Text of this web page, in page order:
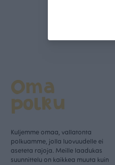
Oma
polku
Kuljemme omaa, vallatonta
polkuamme, jolla luovuudelle ei
aseteta rajoja. Meille laadukas
suunnittelu on kaikkea muuta kuin